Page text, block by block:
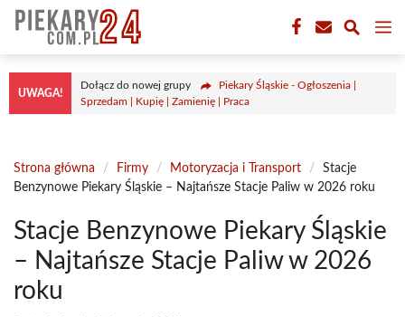
Przejdź
treści
UWAGA!
Dołącz do nowej grupy
Piekary Śląskie - Ogłoszenia |
Sprzedam | Kupię | Zamienię | Praca
Strona główna / Firmy / Motoryzacja i Transport /
Stacje
Benzynowe Piekary Śląskie – Najtańsze Stacje Paliw w 2026 roku
Stacje Benzynowe Piekary Śląskie
– Najtańsze Stacje Paliw w 2026
roku